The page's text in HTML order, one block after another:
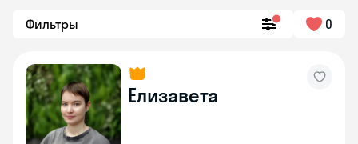
Фильтры 0
Елизавета